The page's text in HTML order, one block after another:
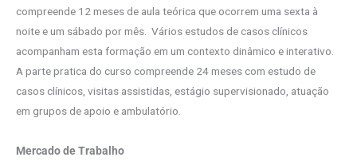
compreende 12 meses de aula teórica que ocorrem uma sexta à
noite e um sábado por mês. Vários estudos de casos clínicos
acompanham esta formação em um contexto dinâmico e interativo.
A parte pratica do curso compreende 24 meses com estudo de
casos clínicos, visitas assistidas, estágio supervisionado, atuação
em grupos de apoio e ambulatório.
Mercado de Trabalho